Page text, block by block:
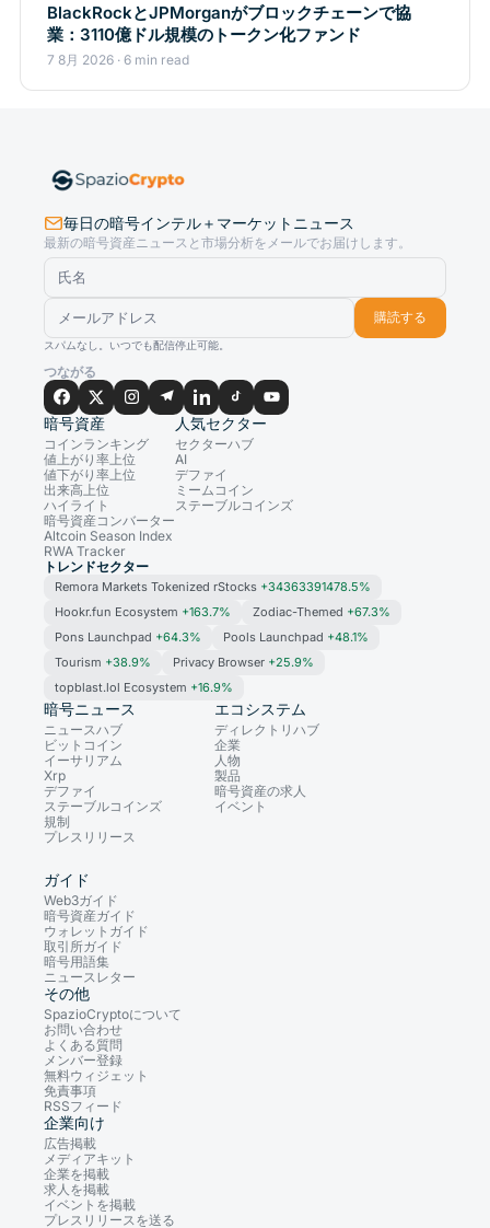
BlackRockとJPMorganがブロックチェーンで協
業：3110億ドル規模のトークン化ファンド
7 8月 2026 · 6 min read
毎日の暗号インテル＋マーケットニュース
最新の暗号資産ニュースと市場分析をメールでお届けします。
購読する
スパムなし。いつでも配信停止可能。
つながる
暗号資産
コインランキング
値上がり率上位
値下がり率上位
出来高上位
ハイライト
暗号資産コンバーター
Altcoin Season Index
RWA Tracker
人気セクター
セクターハブ
AI
デファイ
ミームコイン
ステーブルコインズ
トレンドセクター
Remora Markets Tokenized rStocks +34363391478.5%
Hookr.fun Ecosystem +163.7% Zodiac-Themed +67.3%
Pons Launchpad +64.3% Pools Launchpad +48.1%
Tourism +38.9% Privacy Browser +25.9%
topblast.lol Ecosystem +16.9%
暗号ニュース
ニュースハブ
ビットコイン
イーサリアム
Xrp
デファイ
ステーブルコインズ
規制
プレスリリース
エコシステム
ディレクトリハブ
企業
人物
製品
暗号資産の求人
イベント
ガイド
Web3ガイド
暗号資産ガイド
ウォレットガイド
取引所ガイド
暗号用語集
ニュースレター
その他
SpazioCryptoについて
お問い合わせ
よくある質問
メンバー登録
無料ウィジェット
免責事項
RSSフィード
企業向け
広告掲載
メディアキット
企業を掲載
求人を掲載
イベントを掲載
プレスリリースを送る